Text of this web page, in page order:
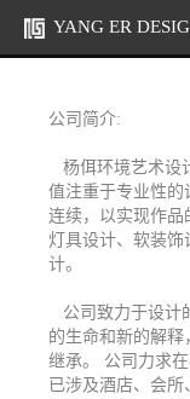
YANG ER
公司简介:
杨佴环境艺术设
值注重于专业性的
连续，以实现作品
灯具设计、软装
计。
公司致力于设计
的生命和新的解
继承。 公司力求
已涉及酒店、会